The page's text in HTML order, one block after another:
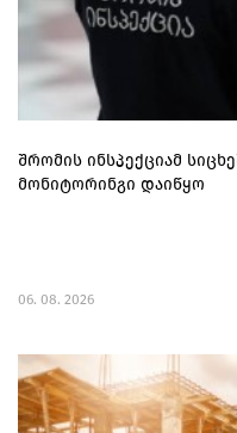
შრომის ინსპექციამ
მონიტორინგი დაიწყო
06. 08. 2026